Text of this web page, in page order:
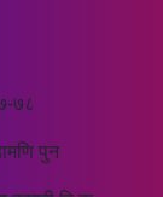
७८
पुन